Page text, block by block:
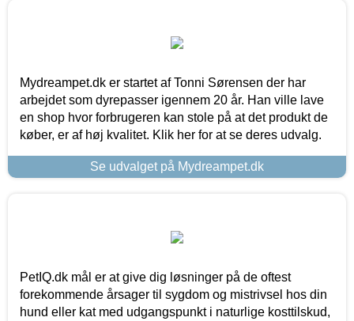
Mydreampet.dk er startet af Tonni Sørensen der har
arbejdet som dyrepasser igennem 20 år. Han ville lave
en shop hvor forbrugeren kan stole på at det produkt de
køber, er af høj kvalitet. Klik her for at se deres udvalg.
Se udvalget på Mydreampet.dk
PetIQ.dk mål er at give dig løsninger på de oftest
forekommende årsager til sygdom og mistrivsel hos din
hund eller kat med udgangspunkt i naturlige kosttilskud,